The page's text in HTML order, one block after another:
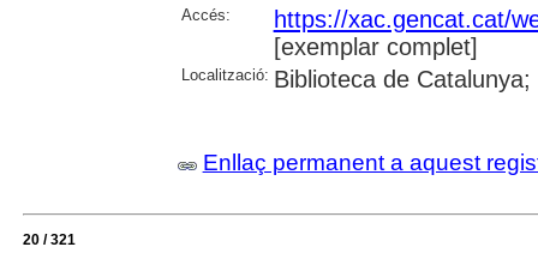
Accés:
https://xac.gencat.cat/
[exemplar complet]
Localització: Biblioteca de
Enllaç permanent a aquest
20 / 321